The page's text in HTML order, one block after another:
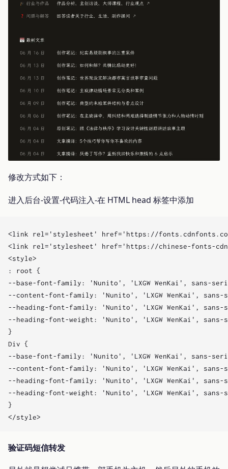
修改方式如下：
进入后台-设置-代码注入-在 HTML head 标签中添加
<link rel='stylesheet' href='https://
<link rel='stylesheet' href='https://chinese-fonts-
<style>
: root {
--base-font-family: 'Nunito', 'LXGW WenKai', sans-
--content-font-family: 'Nunito', 'LXGW WenKai',
--heading-font-family: 'Nunito', 'LXGW WenKai',
--heading-font-weight: 'Nunito', 'LXGW WenKai',
}
Div {
--base-font-family: 'Nunito', 'LXGW WenKai', sans-
--content-font-family: 'Nunito', 'LXGW WenKai',
--heading-font-family: 'Nunito', 'LXGW WenKai',
--heading-font-weight: 'Nunito', 'LXGW WenKai',
}
验证码短信转发